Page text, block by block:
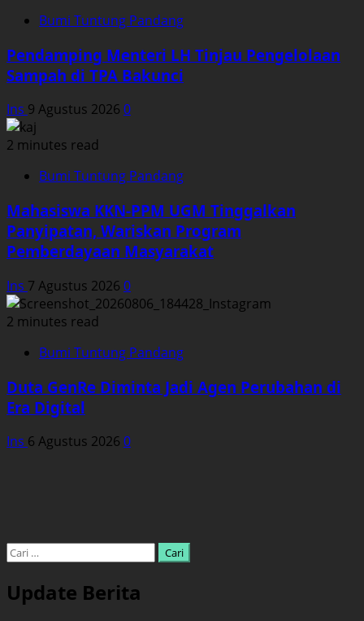
Bumi Tuntung Pandang
Pendamping Menteri LH Tinjau Pengelolaan
Sampah di TPA Bakunci
Ins 9 Agustus 2026 0
2 minutes read
Bumi Tuntung Pandang
Mahasiswa KKN-PPM UGM Tinggalkan
Panyipatan, Wariskan Program
Pemberdayaan Masyarakat
Ins 7 Agustus 2026 0
2 minutes read
Bumi Tuntung Pandang
Duta GenRe Diminta Jadi Agen Perubahan di
Era Digital
Ins 6 Agustus 2026 0
Cari
Update Berita